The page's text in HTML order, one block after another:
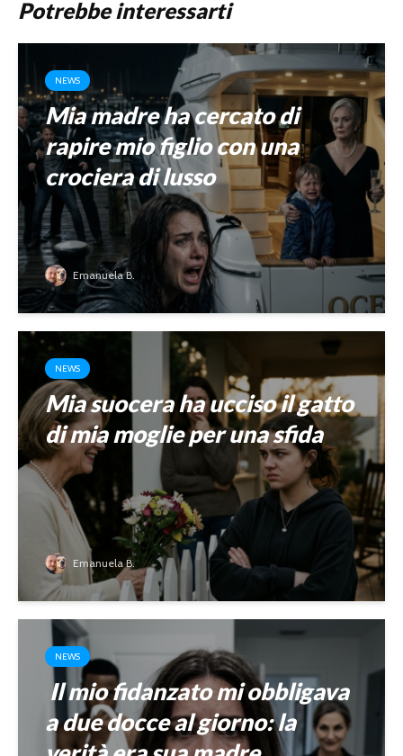
Potrebbe interessarti
NEWS
Mia madre ha cercato di
rapire mio figlio con una
crociera di lusso
Emanuela B.
NEWS
Mia suocera ha ucciso il gatto
di mia moglie per una sfida
Emanuela B.
NEWS
Il mio fidanzato mi obbligava
a due docce al giorno: la